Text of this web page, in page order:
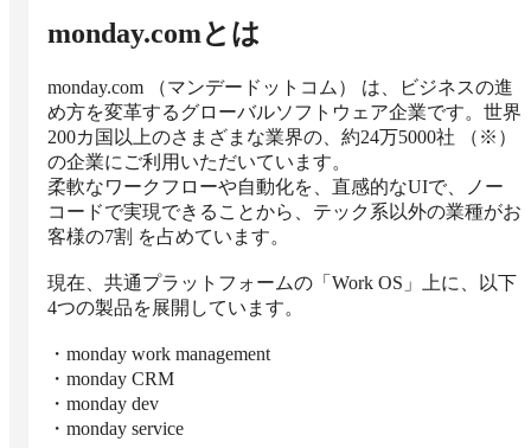
monday.comとは
monday.com （マンデードットコム） は、ビジネスの進
め方を変革するグローバルソフトウェア企業です。世界
200カ国以上のさまざまな業界の、約24万5000社 （※）
の企業にご利用いただいています。
柔軟なワークフローや自動化を、直感的なUIで、ノー
コードで実現できることから、テック系以外の業種がお
客様の7割 を占めています。
現在、共通プラットフォームの「Work OS」上に、以下
4つの製品を展開しています。
・monday work management
・monday CRM
・monday dev
・monday service